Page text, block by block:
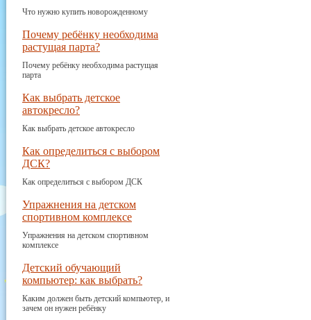
Что нужно купить новорожденному
Почему ребёнку необходима
растущая парта?
Почему ребёнку необходима растущая
парта
Как выбрать детское
автокресло?
Как выбрать детское автокресло
Как определиться с выбором
ДСК?
Как определиться с выбором ДСК
Упражнения на детском
спортивном комплексе
Упражнения на детском спортивном
комплексе
Детский обучающий
компьютер: как выбрать?
Каким должен быть детский компьютер, и
зачем он нужен ребёнку